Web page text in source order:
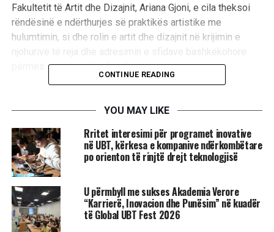
Fakultetit të Artit dhe Dizajnit, Ariana Gjoni, e cila theksoi
rëndësinë e ndërthurjes së praktikës artistike me
hulumtimin, si dhe rolin e artit dhe dizajnit në krijimin e
përmes qasjeve ndërdisiplinore.
profesionistë dhe studentë nga fusha të ndryshme të artit,
platformë për shkëmbim idesh, prezantim hulumtimesh
dhe diskutim mbi zhvillimet bashkëkohore në këto fusha.
Gjatë konferencës u prezantuan tema që trajtuan aspekte
të ndryshme të artit dhe dizajnit bashkëkohor. Dea Luma
prezantoi temën “Neuroarkitektura: Integrimi i
Neuroshkencës në Arkitekturë dhe Dizajn”, ndërsa Labinot
CONTINUE READING
YOU MAY LIKE
Rritet interesimi për programet inovative
në UBT, kërkesa e kompanive ndërkombëtare
po orienton të rinjtë drejt teknologjisë
U përmbyll me sukses Akademia Verore
“Karrierë, Inovacion dhe Punësim” në kuadër
të Global UBT Fest 2026